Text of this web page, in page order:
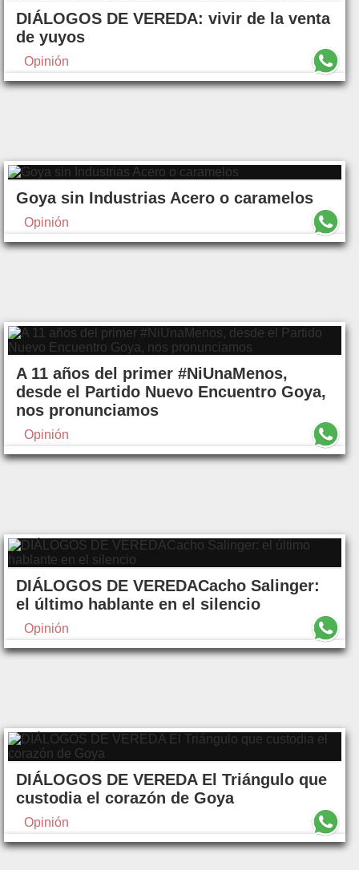
DIÁLOGOS DE VEREDA: vivir de la venta
de yuyos
Opinión
Goya sin Industrias Acero o caramelos
Opinión
A 11 años del primer #NiUnaMenos,
desde el Partido Nuevo Encuentro Goya,
nos pronunciamos
Opinión
DIÁLOGOS DE VEREDACacho Salinger:
el último hablante en el silencio
Opinión
DIÁLOGOS DE VEREDA El Triángulo que
custodia el corazón de Goya
Opinión